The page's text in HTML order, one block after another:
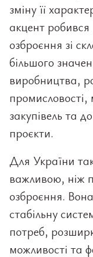
зміну її
акцент робився
озброєння зі
більшого
виробництва,
закупівель та
проєкти.
Для України
важливою, ніж
озброєння.
стабільну
потреб,
можливості та